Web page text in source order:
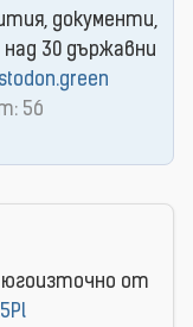
документи,
30 държавни
56
югоизточно от